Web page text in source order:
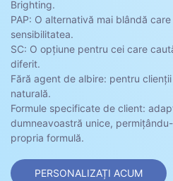
Brighting.
PAP: O alternativă mai blândă
sensibilitatea.
SC: O opțiune pentru cei care
diferit.
Fără agent de albire: pentru
naturală.
Formule specificate de client:
dumneavoastră unice,
propria formulă.
PERSONALIZAȚI ACUM